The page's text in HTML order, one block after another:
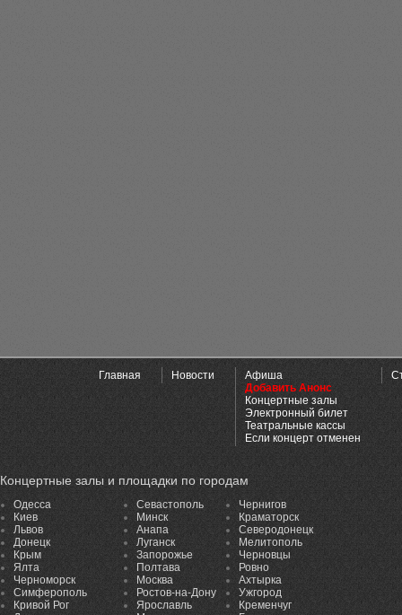
Главная Новости
Афиша
Добавить Анонс
Концертные залы
Электронный билет
Театральные кассы
Если концерт отменен
Концертные залы и площадки по городам
Одесса
Киев
Львов
Донецк
Крым
Ялта
Черноморск
Симферополь
Кривой Рог
Севастополь
Минск
Анапа
Луганск
Запорожье
Полтава
Москва
Ростов-на-Дону
Ярославль
Чернигов
Краматорск
Северодонецк
Мелитополь
Черновцы
Ровно
Ахтырка
Ужгород
Кременчуг